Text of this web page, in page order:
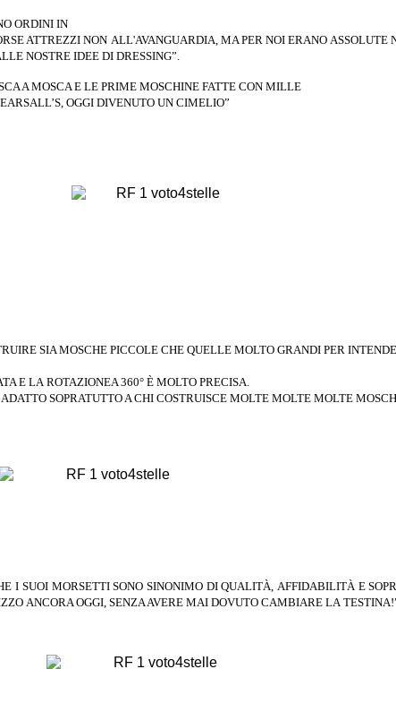
ORDINI IN
ATTREZZI NON ALL'AVANGUARDIA, MA PER NOI ERANO ASSOLUTE
NOSTRE IDEE DI DRESSING”.
A MOSCA E LE PRIME MOSCHINE FATTE CON MILLE
OGGI DIVENUTO UN CIMELIO”
SIA MOSCHE PICCOLE CHE QUELLE MOLTO GRANDI PER
E LA ROTAZIONEA 360° È MOLTO PRECISA.
SOPRATUTTO A CHI COSTRUISCE MOLTE MOLTE MOLTE
I SUOI MORSETTISONO SINONIMO DI QUALITÀ, AFFIDABILITÀ E
ANCORA OGGI, SENZA AVERE MAI DOVUTO CAMBIARE LA